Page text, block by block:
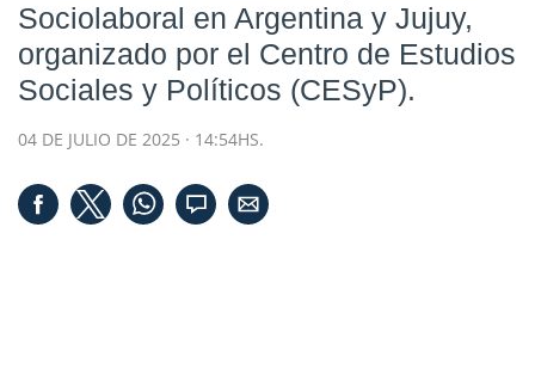
Sociolaboral en Argentina y Jujuy,
organizado por el Centro de Estudios
Sociales y Políticos (CESyP).
04 DE JULIO DE 2025 · 14:54HS.